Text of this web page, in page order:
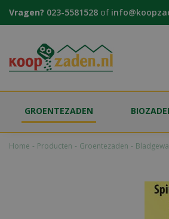
naar
Home Producten Groentezaden
Vragen? 023-5581528 of
GROENTEZADEN